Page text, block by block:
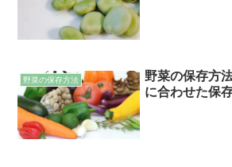
野菜の保存方法
野菜の保存方
に合わせた保